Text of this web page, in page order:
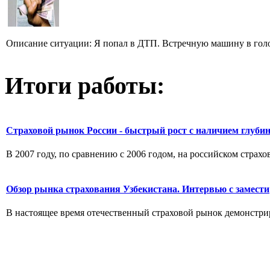
Описание ситуации: Я попал в ДТП. Встречную машину в
Итоги работы:
Страховой рынок России - быстрый рост с наличием глубин
В 2007 году, по сравнению с 2006 годом, на российском
Обзор рынка страхования Узбекистана. Интервью с замести
В настоящее время отечественный страховой рынок